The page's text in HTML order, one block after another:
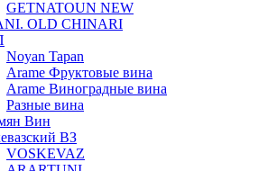
GETNATOUN NEW
OLD CHINARI
Noyan Tapan
Arame Фруктовые вина
Arame Виноградные вина
Разные вина
Вин
ВЗ
VOSKEVAZ